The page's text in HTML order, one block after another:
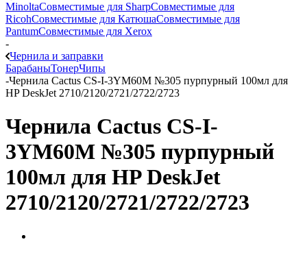
MinoltaСовместимые для SharpСовместимые для
RicohСовместимые для КатюшаСовместимые для
PantumСовместимые для Xerox
-
Чернила и заправки
БарабаныТонерЧипы
-Чернила Cactus CS-I-3YM60M №305 пурпурный 100мл для
HP DeskJet 2710/2120/2721/2722/2723
Чернила Cactus CS-I-
3YM60M №305 пурпурный
100мл для HP DeskJet
2710/2120/2721/2722/2723